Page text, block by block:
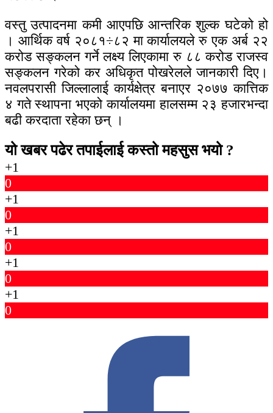
वस्तु उत्पादनमा कमी आएपछि आन्तरिक शुल्क घटेको हो
। आर्थिक वर्ष २०८१÷८२ मा कार्यालयले रु एक अर्ब २२
करोड सङ्कलन गर्ने लक्ष्य लिएकामा रु ८८ करोड राजस्व
सङ्कलन गरेको कर अधिकृत पोखरेलले जानकारी दिए।
नवलपरासी जिल्लालाई कार्यक्षेत्र बनाएर २०७७ कात्तिक
४ गते स्थापना भएको कार्यालयमा हालसम्म २३ हजारभन्दा
बढी करदाता रहेका छन् ।
यो खबर पढेर तपाईलाई कस्तो महसुस भयो ?
+1
0
+1
0
+1
0
+1
0
+1
0